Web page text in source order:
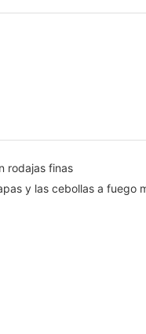
rodajas finas
y las cebollas a fuego